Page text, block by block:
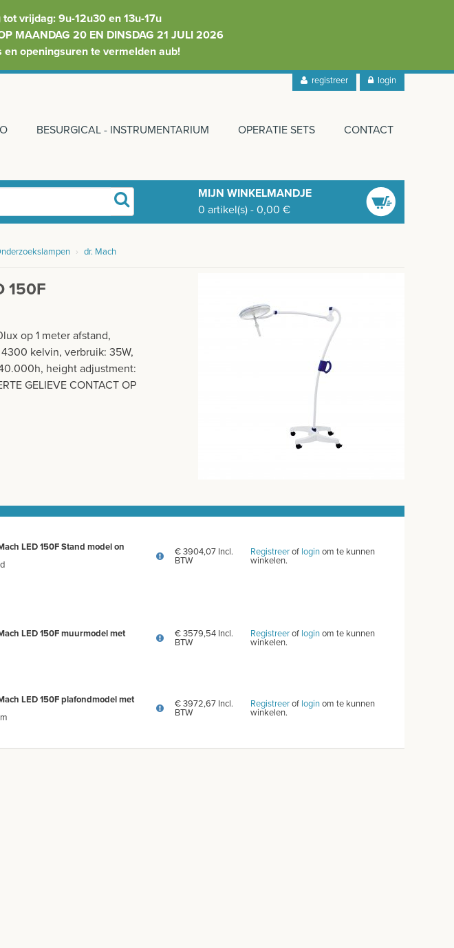
vrijdag: 9u-12u30 en 13u-17u
MAANDAG 20 EN DINSDAG 21 JULI 2026
openingsuren te vermelden aub!
registreer login
BESURGICAL - INSTRUMENTARIUM OPERATIE SETS CONTACT
MIJN WINKELMANDJE
0 artikel(s) - 0,00 €
› dr. Mach
150F
op 1 meter afstand,
kelvin, verbruik: 35W,
height adjustment:
GELIEVE CONTACT OP
LED 150F Stand model on
€ 3904,07 Incl.
BTW
Registreerof loginom te kunnen
winkelen.
LED 150F muurmodel met
€ 3579,54 Incl.
BTW
Registreerof loginom te kunnen
winkelen.
LED 150F plafondmodel met
€ 3972,67 Incl.
BTW
Registreerof loginom te kunnen
winkelen.